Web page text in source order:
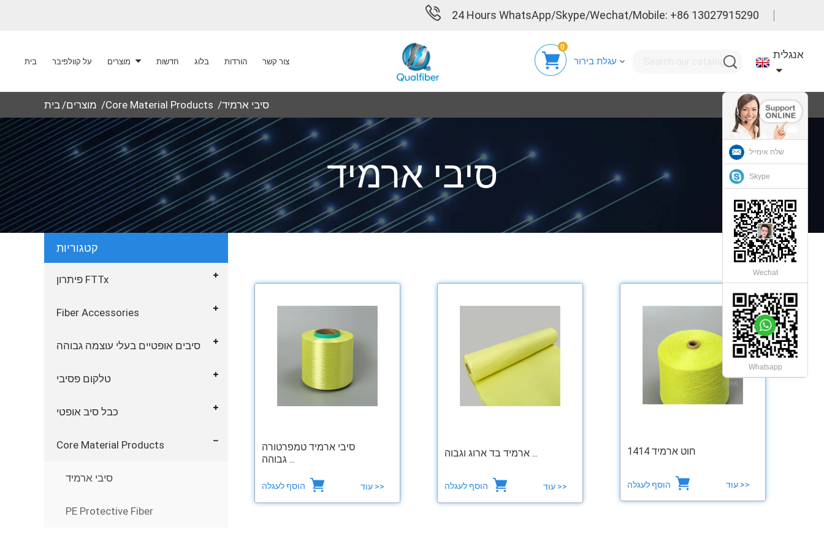
24 Hours WhatsApp/Skype/Wechat/Mobile: +86 13027915290
בית על קוולפיבר מוצרים חדשות בלוג הורדות צור קשר עגלת בירור
0
אנגלית
בית מוצרים Core Material Products סיבי ארמיד
סיבי ארמיד
קטגוריות
פיתרון FTTx
Fiber Accessories
סיבים אופטיים בעלי עוצמה גבוהה
טלקום פסיבי
כבל סיב אופטי
Core Material Products
סיבי ארמיד
PE Protective Fiber
סיבי ארמיד טמפרטורה
גבוהה ...
עוד >>
ארמיד בד ארוג וגבוה ...
עוד >>
חוט ארמיד 1414
עוד >>
שלח אימייל
Skype
Wechat
Whatsapp
איקס